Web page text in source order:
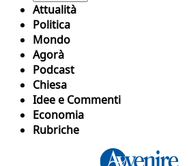
Attualità
Politica
Mondo
Agorà
Podcast
Chiesa
Idee e Commenti
Economia
Rubriche